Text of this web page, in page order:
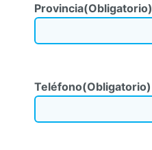
Provincia(Obligatorio)
Teléfono(Obligatorio)